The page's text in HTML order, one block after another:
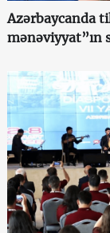
Azərbaycanda
mənəviyyat”ın